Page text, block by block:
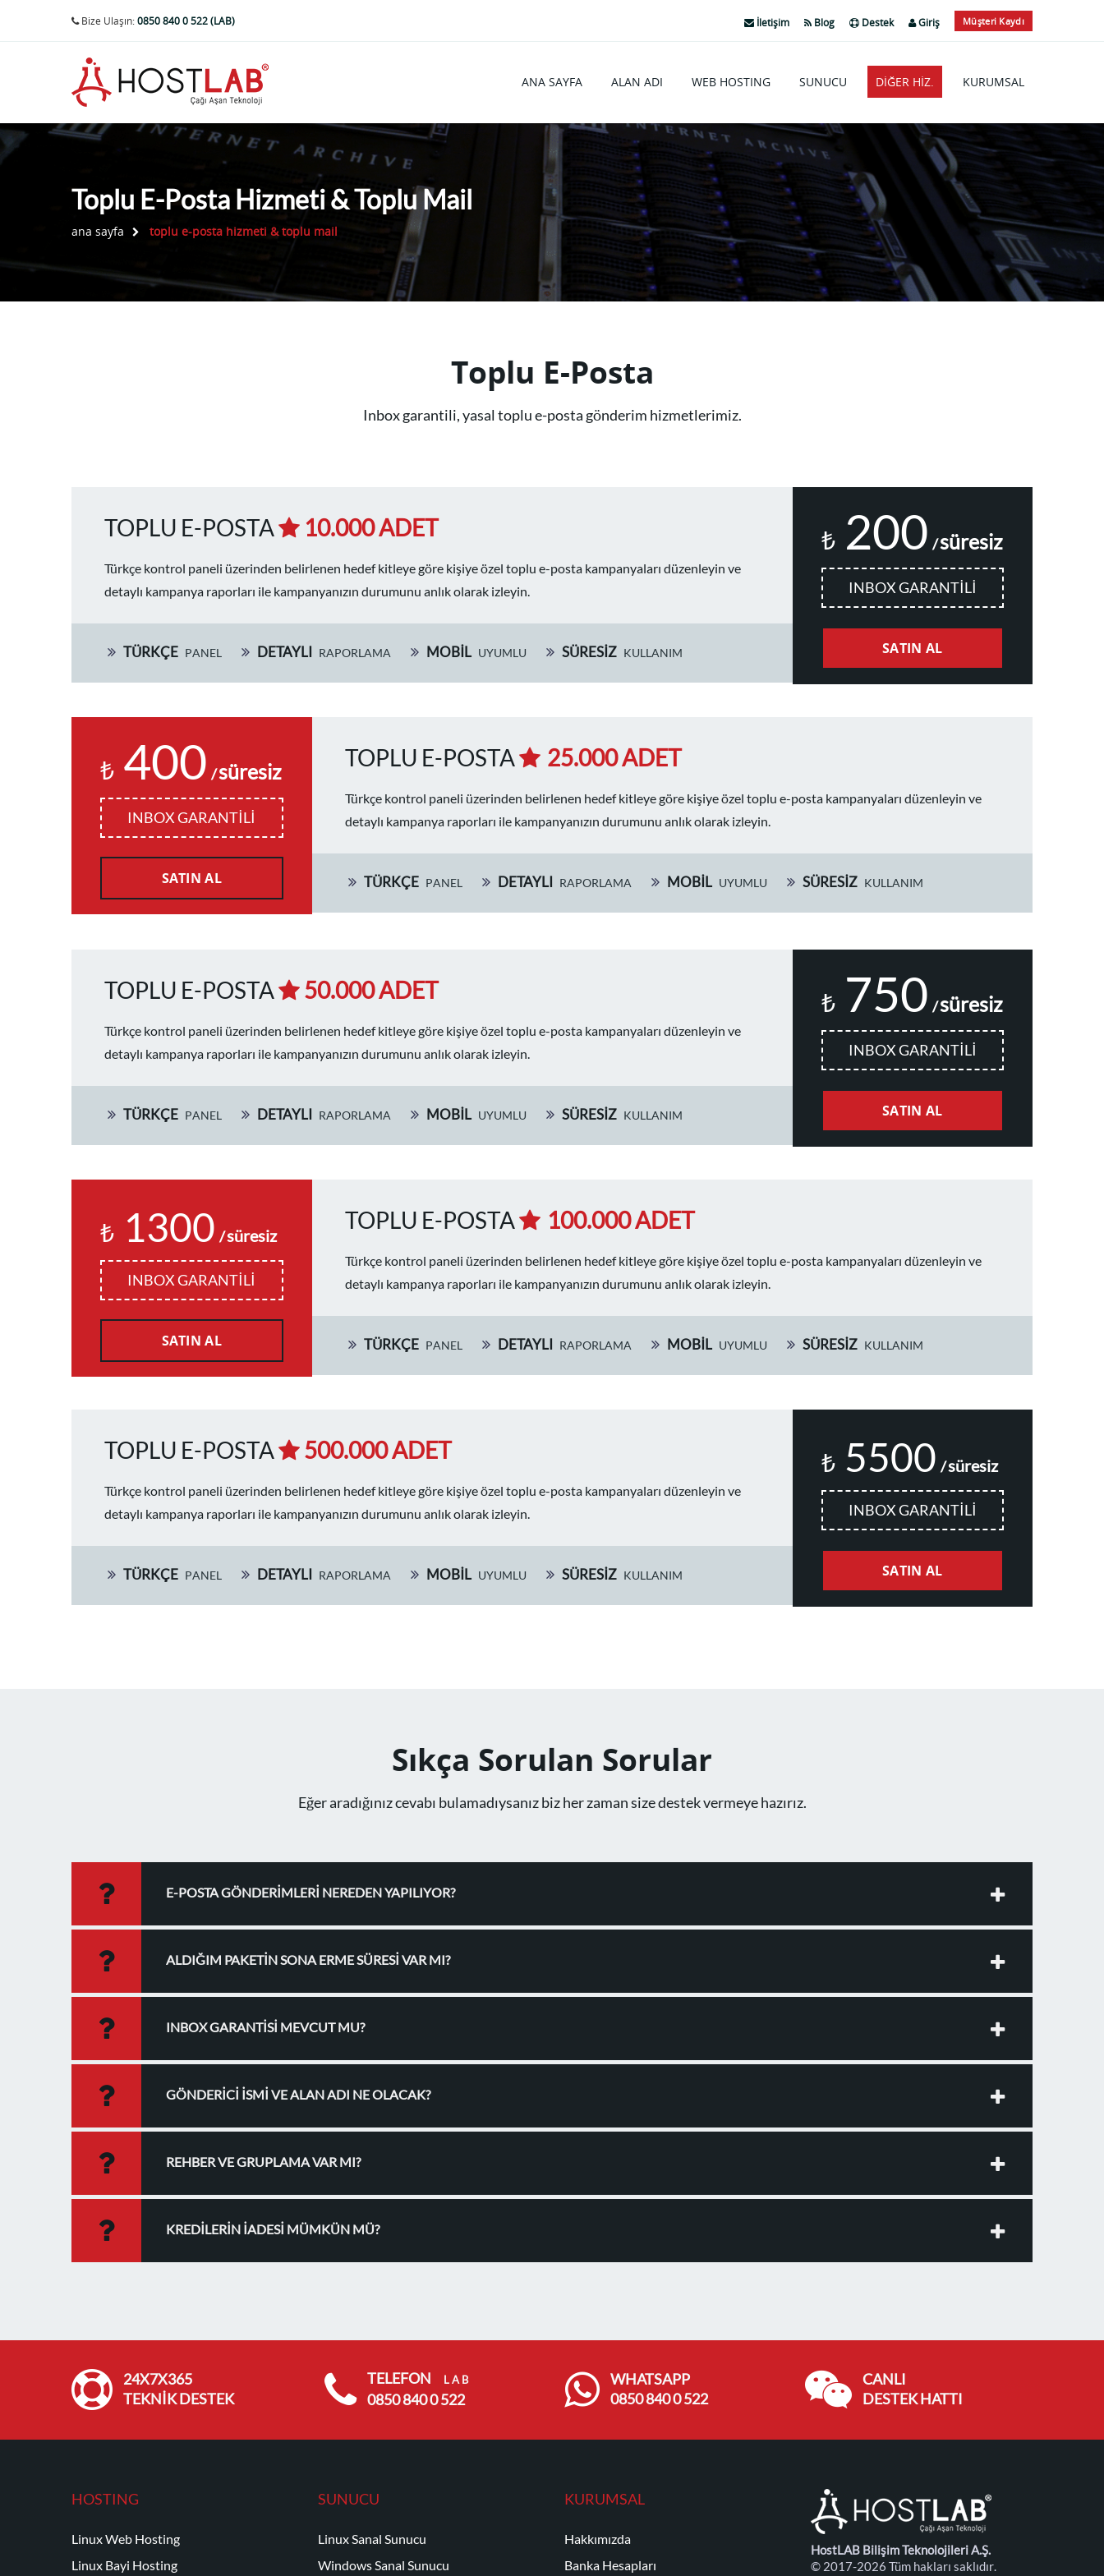
Bize Ulaşın:0850 840 0 522 (LAB) İletişim Blog Destek Giriş Müşteri Kaydı
ANA SAYFA ALAN ADI WEB HOSTING SUNUCU DİĞER HİZ. KURUMSAL
Toplu E-Posta Hizmeti & Toplu Mail
ana sayfa toplu e-posta hizmeti & toplu mail
Toplu E-Posta
Inbox garantili, yasal toplu e-posta gönderim hizmetlerimiz.
TOPLU E-POSTA 10.000 ADET
Türkçe kontrol paneli üzerinden belirlenen hedef kitleye göre kişiye özel toplu e-posta kampanyaları düzenleyin ve
detaylı kampanya raporları ile kampanyanızın durumunu anlık olarak izleyin.
TÜRKÇE PANEL DETAYLI RAPORLAMA MOBİL UYUMLU SÜRESIZ KULLANIM
₺200 /süresiz
INBOX GARANTİLİ
SATIN AL
₺ 400 /süresiz
INBOX GARANTİLİ
SATIN AL
TOPLU E-POSTA 25.000 ADET
Türkçe kontrol paneli üzerinden belirlenen hedef kitleye göre kişiye özel toplu e-posta kampanyaları düzenleyin ve
detaylı kampanya raporları ile kampanyanızın durumunu anlık olarak izleyin.
TÜRKÇE PANEL DETAYLI RAPORLAMA MOBİL UYUMLU SÜRESIZ KULLANIM
TOPLU E-POSTA 50.000 ADET
Türkçe kontrol paneli üzerinden belirlenen hedef kitleye göre kişiye özel toplu e-posta kampanyaları düzenleyin ve
detaylı kampanya raporları ile kampanyanızın durumunu anlık olarak izleyin.
TÜRKÇE PANEL DETAYLI RAPORLAMA MOBİL UYUMLU SÜRESIZ KULLANIM
₺750 /süresiz
INBOX GARANTİLİ
SATIN AL
₺ 1300 /süresiz
INBOX GARANTİLİ
SATIN AL
TOPLU E-POSTA 100.000 ADET
Türkçe kontrol paneli üzerinden belirlenen hedef kitleye göre kişiye özel toplu e-posta kampanyaları düzenleyin ve
detaylı kampanya raporları ile kampanyanızın durumunu anlık olarak izleyin.
TÜRKÇE PANEL DETAYLI RAPORLAMA MOBİL UYUMLU SÜRESIZ KULLANIM
TOPLU E-POSTA 500.000 ADET
Türkçe kontrol paneli üzerinden belirlenen hedef kitleye göre kişiye özel toplu e-posta kampanyaları düzenleyin ve
detaylı kampanya raporları ile kampanyanızın durumunu anlık olarak izleyin.
TÜRKÇE PANEL DETAYLI RAPORLAMA MOBİL UYUMLU SÜRESIZ KULLANIM
₺ 5500 /süresiz
INBOX GARANTİLİ
SATIN AL
Sıkça Sorulan Sorular
Eğer aradığınız cevabı bulamadıysanız biz her zaman size destek vermeye hazırız.
E-POSTA GÖNDERİMLERİ NEREDEN YAPILIYOR?
ALDIĞIM PAKETİN SONA ERME SÜRESİ VAR MI?
INBOX GARANTİSİ MEVCUT MU?
GÖNDERİCİ İSMİ VE ALAN ADI NE OLACAK?
REHBER VE GRUPLAMA VAR MI?
KREDİLERİN İADESİ MÜMKÜN MÜ?
24X7X365
TEKNİK DESTEK
TELEFON L A B
0850 840 0 522
WHATSAPP
0850 840 0 522
CANLI
DESTEK HATTI
HOSTING
Linux Web Hosting
Linux Bayi Hosting
SUNUCU
Linux Sanal Sunucu
Windows Sanal Sunucu
KURUMSAL
Hakkımızda
Banka Hesapları
HostLAB Bilişim Teknolojileri A.Ş.
© 2017-2026 Tüm hakları saklıdır.